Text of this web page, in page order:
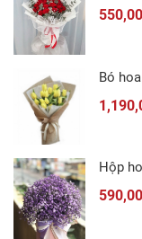
Bó
Hộp